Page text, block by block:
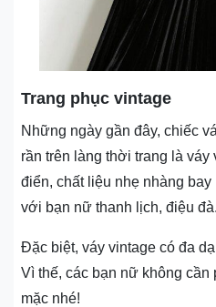
Trang phục vintage
Những ngày gần đây, chiếc
rần trên làng thời trang là
điển, chất liệu nhẹ nhàng
với bạn nữ thanh lịch, điệu đà.
Đặc biệt, váy vintage có đa
Vì thế, các bạn nữ không cần
mặc nhé!